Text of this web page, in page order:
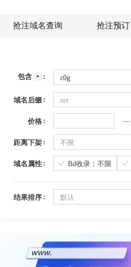
抢注域名查询 抢注预订
包含
域名后缀 net
价格
距离下架 不限
域名属性 Bd收录：不限
结果排序 默认